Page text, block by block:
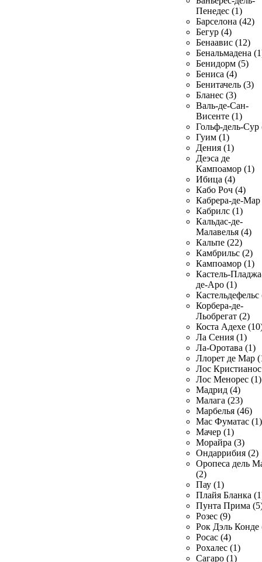
Пенедес (1)
Барселона (42)
Бегур (4)
Бенаавис (12)
Бенальмадена
Бенидорм (5)
Бениса (4)
Бенитачель (3)
Бланес (3)
Валь-де-Сан-
Висенте (1)
Гольф-дель-Сур
Гуим (1)
Дения (1)
Деэса де
Кампоамор (1)
Ибица (4)
Кабо Роч (4)
Кабрера-де-Мар
Кабрилс (1)
Кальдас-де-
Малавелья (4)
Кальпе (22)
Камбрильс (2)
Кампоамор (1)
Кастель-
де-Аро (1)
Кастельдефельс
Корбера-де-
Льобрегат (2)
Коста Адехе
Ла Сения (1)
Ла-Оротава (1)
Ллорет де Мар
Лос
Лос Менорес (1)
Мадрид (4)
Малага (23)
Марбелья (46)
Мас Фуматас (1)
Мачер (1)
Морайра (3)
Ондаррибия (2)
Оропеса дель
(2)
Пау (1)
Плайя Бланка
Пунта Прима
Розес (9)
Рок Дэль Конде
Росас (4)
Рохалес (1)
Сагаро (1)